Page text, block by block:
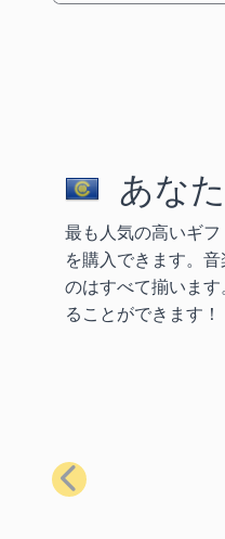
あな
最も人気の高いギ
を購入できます。
のはすべて揃いま
ることができます！
前へ